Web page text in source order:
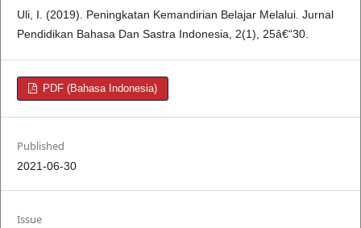
Uli, I. (2019). Peningkatan Kemandirian Belajar Melalui. Jurnal
Pendidikan Bahasa Dan Sastra Indonesia, 2(1), 25â€“30.
PDF (Bahasa Indonesia)
Published
2021-06-30
Issue